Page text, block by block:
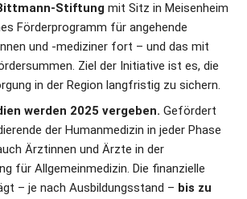
Stiftung mit Sitz in Meisenheim
Förderprogramm für angehende
und -mediziner fort – und das mit
Ziel der Initiative ist es, die
in der Region langfristig zu sichern.
werden 2025 vergeben. Gefördert
der Humanmedizin in jeder Phase
Ärztinnen und Ärzte in der
für Allgemeinmedizin. Die finanzielle
– je nach Ausbildungsstand – bis zu